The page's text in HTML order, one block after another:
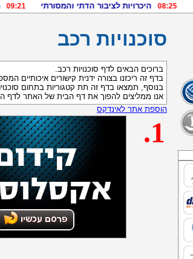
סוכנויות רכב
ברוכים הבאים לדף סוכנויות רכב.
בדף זה ריכזנו בצורה ידנית קישורים איכותיים
בנוסף, תמצאו בדף זה תת קטגוריות בתחום
אנו ממליצים להפוך את דף הבית של האתר לדף
הוספת אתר לאינדקס
.1